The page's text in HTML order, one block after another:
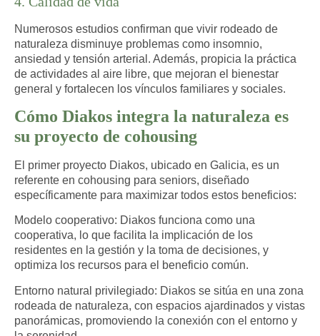
Numerosos estudios confirman que vivir rodeado de
naturaleza disminuye problemas como insomnio,
ansiedad y tensión arterial. Además, propicia la práctica
de actividades al aire libre, que mejoran el bienestar
general y fortalecen los vínculos familiares y sociales.
Cómo Diakos integra la naturaleza es
su proyecto de cohousing
El primer proyecto Diakos, ubicado en Galicia, es un
referente en cohousing para seniors, diseñado
específicamente para maximizar todos estos beneficios:
Modelo cooperativo: Diakos funciona como una
cooperativa, lo que facilita la implicación de los
residentes en la gestión y la toma de decisiones, y
optimiza los recursos para el beneficio común.
Entorno natural privilegiado: Diakos se sitúa en una zona
rodeada de naturaleza, con espacios ajardinados y vistas
panorámicas, promoviendo la conexión con el entorno y